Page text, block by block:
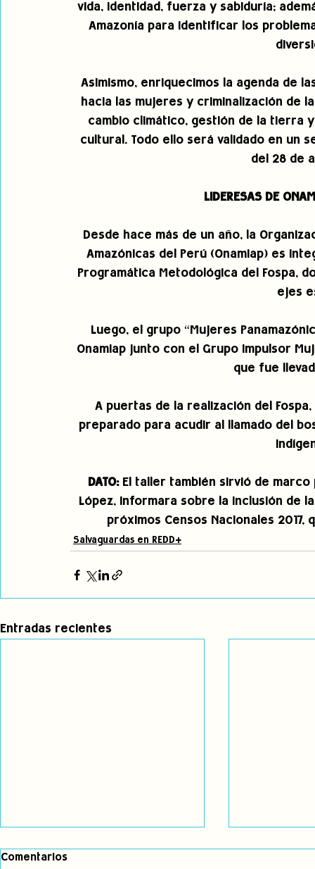
vida, identidad, fuerza y sabiduría;
Amazonía para identificar los
Asimismo, enriquecimos la agenda de
hacia las mujeres y criminalización de
cambio climático, gestión de la tierra
cultural. Todo ello será validado en un
del 28 de
LIDERESAS DE
Desde hace más de un año, la
Amazónicas del Perú (Onamiap) es
Programática Metodológica del Fospa,
ejes
Luego, el grupo “Mujeres
Onamiap junto con el Grupo Impulsor
que fue
A puertas de la realización del
preparado para acudir al llamado del
DATO: El taller también sirvió de
López, informara sobre la inclusión de
próximos Censos Nacionales
Salvaguardas en REDD+
Entradas recientes
Por la incorporación del
enfoque de género en los
Nuestros
Comentarios